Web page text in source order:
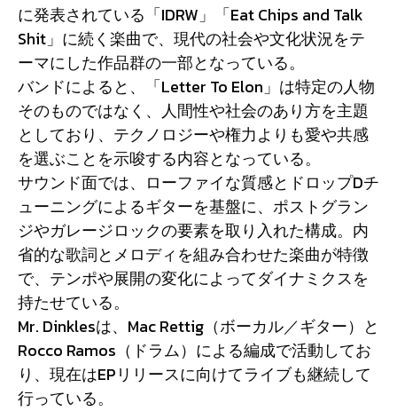
に発表されている「IDRW」「Eat Chips and Talk
Shit」に続く楽曲で、現代の社会や文化状況をテ
ーマにした作品群の一部となっている。
バンドによると、「Letter To Elon」は特定の人物
そのものではなく、人間性や社会のあり方を主題
としており、テクノロジーや権力よりも愛や共感
を選ぶことを示唆する内容となっている。
サウンド面では、ローファイな質感とドロップDチ
ューニングによるギターを基盤に、ポストグラン
ジやガレージロックの要素を取り入れた構成。内
省的な歌詞とメロディを組み合わせた楽曲が特徴
で、テンポや展開の変化によってダイナミクスを
持たせている。
Mr. Dinklesは、Mac Rettig（ボーカル／ギター）と
Rocco Ramos（ドラム）による編成で活動してお
り、現在はEPリリースに向けてライブも継続して
行っている。